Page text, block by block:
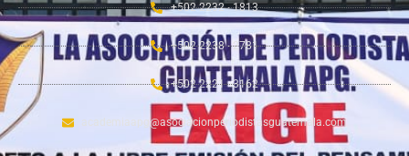
+502 2232 - 1813
+502 2238 - 2781
+502 2221 - 3162
academiaapg@asociacionperiodistasguatemala.com